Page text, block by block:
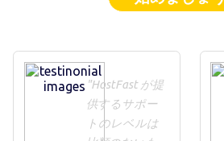
"HostFast が提
供するサポー
トのレベルは